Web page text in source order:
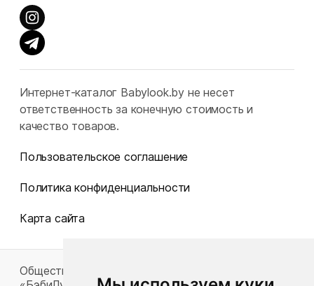
Интернет-каталог Babylook.by не несет
ответственность за конечную стоимость и
качество товаров.
Пользовательское соглашение
Политика конфиденциальности
Карта сайта
Общество с ограниченной ответственностью